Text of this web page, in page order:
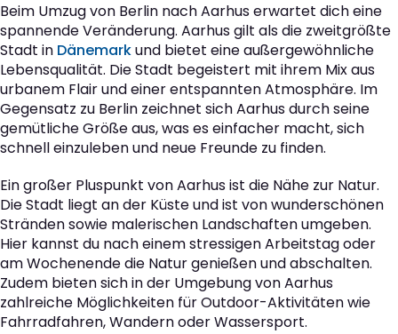
Beim Umzug von Berlin nach Aarhus erwartet dich eine
spannende Veränderung. Aarhus gilt als die zweitgrößte
Stadt in Dänemarkund bietet eine außergewöhnliche
Lebensqualität. Die Stadt begeistert mit ihrem Mix aus
urbanem Flair und einer entspannten Atmosphäre. Im
Gegensatz zu Berlin zeichnet sich Aarhus durch seine
gemütliche Größe aus, was es einfacher macht, sich
schnell einzuleben und neue Freunde zu finden.
Ein großer Pluspunkt von Aarhus ist die Nähe zur Natur.
Die Stadt liegt an der Küste und ist von wunderschönen
Stränden sowie malerischen Landschaften umgeben.
Hier kannst du nach einem stressigen Arbeitstag oder
am Wochenende die Natur genießen und abschalten.
Zudem bieten sich in der Umgebung von Aarhus
zahlreiche Möglichkeiten für Outdoor-Aktivitäten wie
Fahrradfahren, Wandern oder Wassersport.